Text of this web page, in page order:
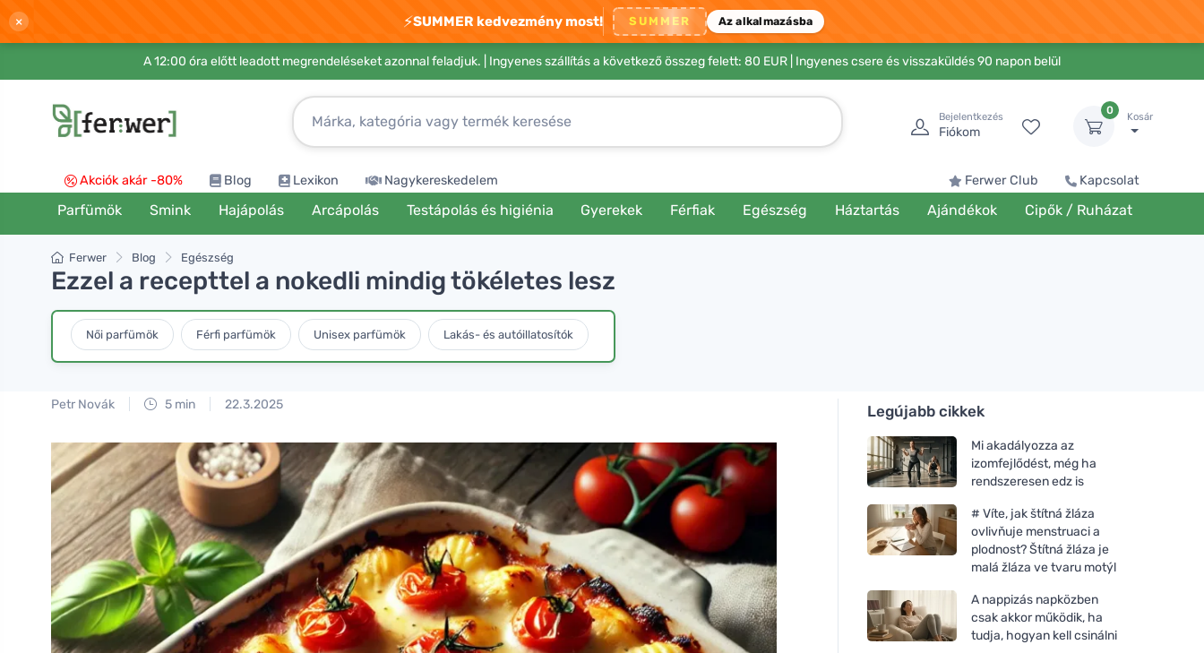
× ⚡SUMMER kedvezmény most! SUMMER Az alkalmazásba
A 12:00 óra előtt leadott megrendeléseket azonnal feladjuk. | Ingyenes szállítás a következő összeg felett: 80 EUR | Ingyenes csere és visszaküldés 90 napon belül
Bejelentkezés
Fiókom
0
Kosár
Akciók akár -80% Blog Lexikon Nagykereskedelem Ferwer Club Kapcsolat
Parfümök Smink Hajápolás Arcápolás Testápolás és higiénia Gyerekek Férfiak Egészség Háztartás Ajándékok Cipők / Ruházat
Ferwer Blog Egészség
Ezzel a recepttel a nokedli mindig tökéletes lesz
Női parfümök Férfi parfümök Unisex parfümök Lakás- és autóillatosítók
Petr Novák 5 min 22.3.2025 Legújabb cikkek
Mi akadályozza az
izomfejlődést, még ha
rendszeresen edz is
# Víte, jak štítná žláza
ovlivňuje menstruaci a
plodnost? Štítná žláza je
malá žláza ve tvaru motýl
A nappizás napközben
csak akkor működik, ha
tudja, hogyan kell csinálni